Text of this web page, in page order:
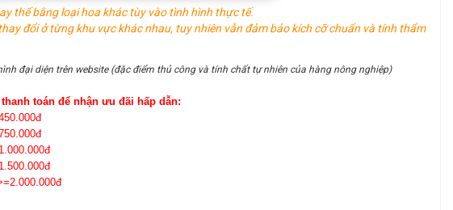
thế bằng loại hoa khác tùy vào tình hình thực tế.
đổi ở từng khu vực khác nhau, tuy nhiên vẫn đảm bảo kích cỡ chuẩn và tính thẩm
đại diện trên website (đặc điểm thủ công và tính chất tự nhiên của hàng nông nghiệp)
toán để nhận ưu đãi hấp dẫn: